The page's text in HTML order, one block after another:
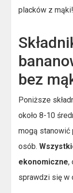
placków z mąki!
bez
Poniższe
około 8-10
mogą stanowić
osób.
ekonomiczne,
sprawdzi się w